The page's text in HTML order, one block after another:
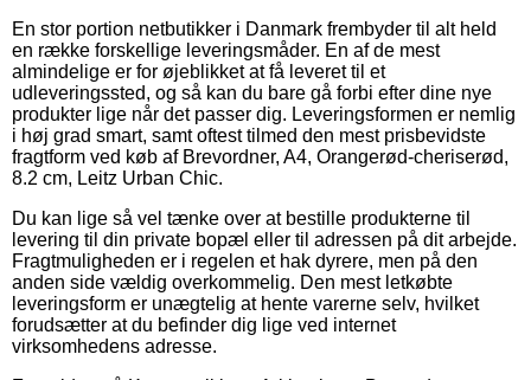
En stor portion netbutikker i Danmark frembyder til alt held
en række forskellige leveringsmåder. En af de mest
almindelige er for øjeblikket at få leveret til et
udleveringssted, og så kan du bare gå forbi efter dine nye
produkter lige når det passer dig. Leveringsformen er nemlig
i høj grad smart, samt oftest tilmed den mest prisbevidste
fragtform ved køb af Brevordner, A4, Orangerød-cheriserød,
8.2 cm, Leitz Urban Chic.
Du kan lige så vel tænke over at bestille produkterne til
levering til din private bopæl eller til adressen på dit arbejde.
Fragtmuligheden er i regelen et hak dyrere, men på den
anden side vældig overkommelig. Den mest letkøbte
leveringsform er unægtelig at hente varerne selv, hvilket
forudsætter at du befinder dig lige ved internet
virksomhedens adresse.